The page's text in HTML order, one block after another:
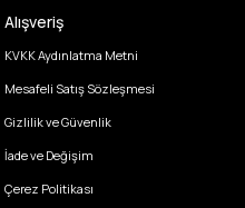
Alışveriş
KVKK Aydınlatma Metni
Mesafeli Satış Sözleşmesi
Gizlilik ve Güvenlik
İade ve Değişim
Çerez Politikası